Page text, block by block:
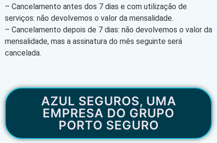
– Cancelamento antes dos 7 dias e com utilização de
serviços: não devolvemos o valor da mensalidade.
– Cancelamento depois de 7 dias: não devolvemos o valor da
mensalidade, mas a assinatura do mês seguinte será
cancelada.
AZUL SEGUROS, UMA
EMPRESA DO GRUPO
PORTO SEGURO